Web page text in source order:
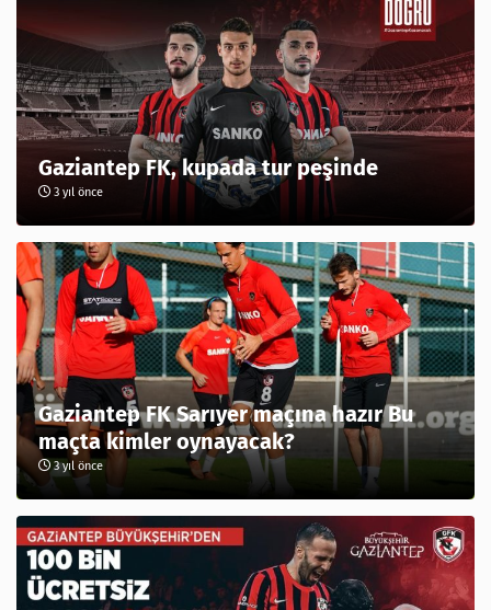
Gaziantep FK, kupada tur peşinde
3 yıl önce
Gaziantep FK Sarıyer maçına hazır Bu
maçta kimler oynayacak?
3 yıl önce